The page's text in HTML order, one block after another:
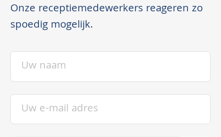
Onze receptiemedewerkers reageren zo
spoedig mogelijk.